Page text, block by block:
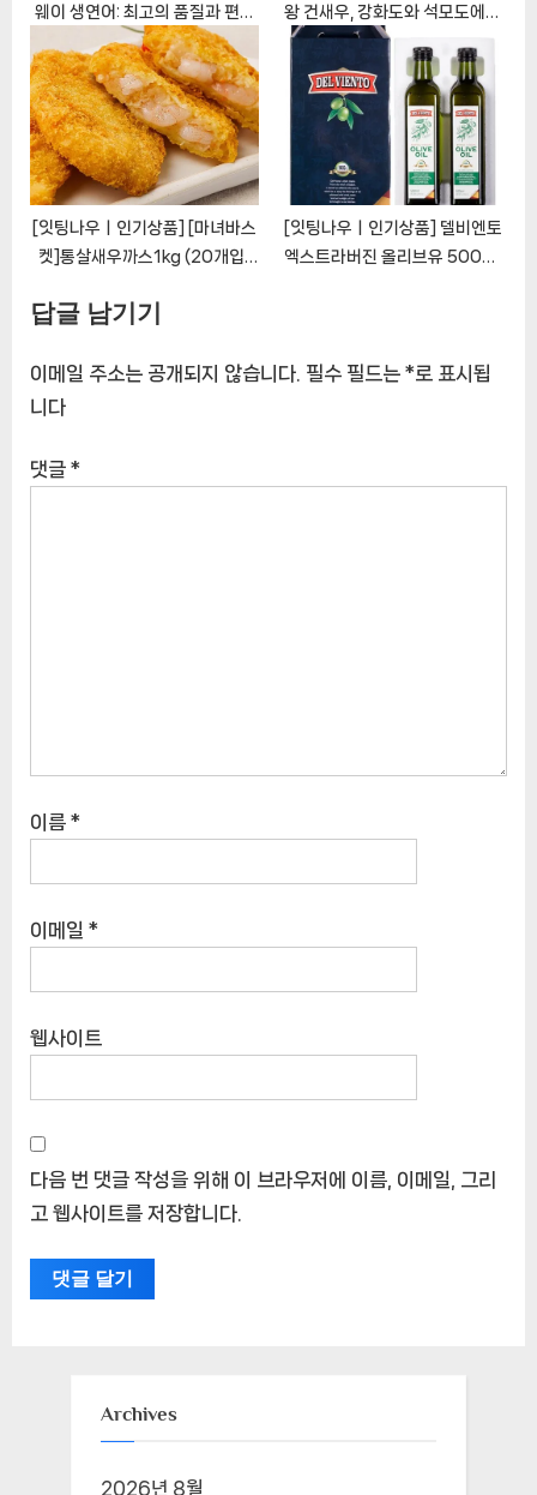
웨이 생연어: 최고의 품질과 편리
함이 하나된 패키지
[EatingNOWㅣ추천상품]
왕 건새우, 강화도와 석모도에서
온 미네랄 흰다리 대하
[EatingNOWㅣ추천상품]
[잇팅나우ㅣ인기상품] [마녀바스
켓]통살새우까스1kg (20개입)
[잇팅나우ㅣ인기상품] 델비엔토
엑스트라버진 올리브유 500ml
답글 남기기
이메일 주소는 공개되지 않습니다. 필수 필드는 *로 표시됩
니다
댓글 *
이름 *
이메일 *
웹사이트
다음 번 댓글 작성을 위해 이 브라우저에 이름, 이메일, 그리
고 웹사이트를 저장합니다.
Archives
2026년 8월